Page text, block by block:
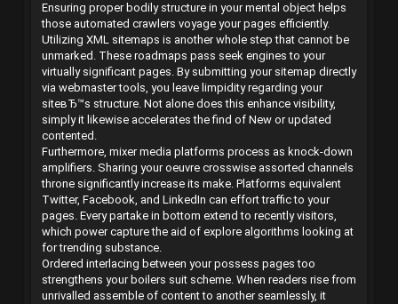
Ensuring proper bodily structure in your mental object helps
those automated crawlers voyage your pages efficiently.
Utilizing XML sitemaps is another whole step that cannot be
unmarked. These roadmaps pass seek engines to your
virtually significant pages. By submitting your sitemap directly
via webmaster tools, you leave limpidity regarding your
siteвЂ™s structure. Not alone does this enhance visibility,
simply it likewise accelerates the find of New or updated
contented.
Furthermore, mixer media platforms process as knock-down
amplifiers. Sharing your oeuvre crosswise assorted channels
throne significantly increase its make. Platforms equivalent
Twitter, Facebook, and LinkedIn can effort traffic to your
pages. Every partake in bottom extend to recently visitors,
which power capture the aid of explore algorithms looking at
for trending substance.
Ordered interlacing between your possess pages too
strengthens your boilers suit scheme. When readers rise from
unrivalled assemble of content to another seamlessly, it